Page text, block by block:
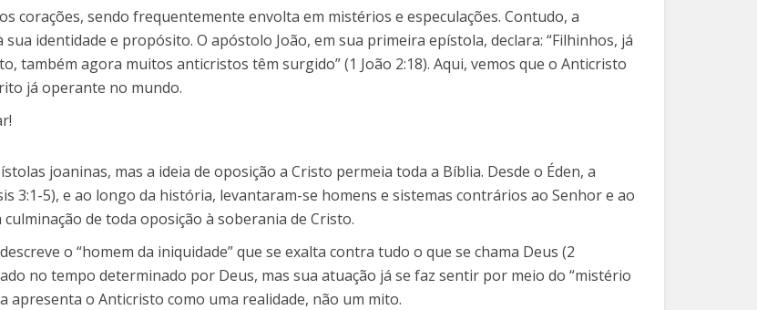
corações, sendo frequentemente envolta em mistérios e especulações. Contudo, a
identidade e propósito. O apóstolo João, em sua primeira epístola, declara: “Filhinhos, já
também agora muitos anticristos têm surgido” (1 João 2:18). Aqui, vemos que o Anticristo
já operante no mundo.
joaninas, mas a ideia de oposição a Cristo permeia toda a Bíblia. Desde o Éden, a
3:1-5), e ao longo da história, levantaram-se homens e sistemas contrários ao Senhor e ao
de toda oposição à soberania de Cristo.
o “homem da iniquidade” que se exalta contra tudo o que se chama Deus (2
no tempo determinado por Deus, mas sua atuação já se faz sentir por meio do “mistério
apresenta o Anticristo como uma realidade, não um mito.